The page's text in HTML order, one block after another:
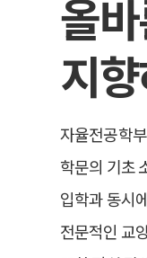
올
지
자율전공학
학문의 기초
입학과 동시
전문적인 교